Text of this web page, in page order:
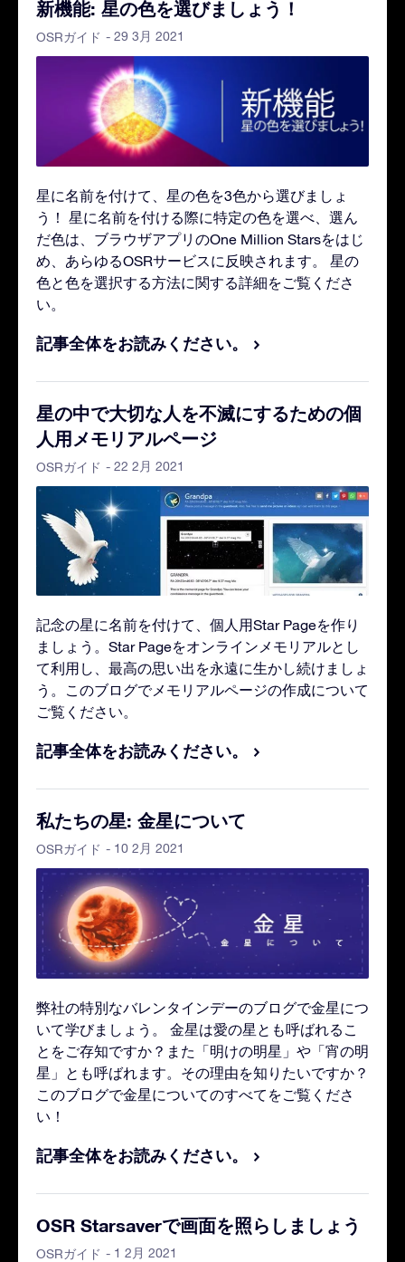
新機能: 星の色を選びましょう！
OSRガイド - 29 3月 2021
星に名前を付けて、星の色を3色から選びましょ
う！ 星に名前を付ける際に特定の色を選べ、選ん
だ色は、ブラウザアプリのOne Million Starsをはじ
め、あらゆるOSRサービスに反映されます。 星の
色と色を選択する方法に関する詳細をご覧くださ
い。
記事全体をお読みください。
星の中で大切な人を不滅にするための個
人用メモリアルページ
OSRガイド - 22 2月 2021
記念の星に名前を付けて、個人用Star Pageを作り
ましょう。Star Pageをオンラインメモリアルとし
て利用し、最高の思い出を永遠に生かし続けましょ
う。このブログでメモリアルページの作成について
ご覧ください。
記事全体をお読みください。
私たちの星: 金星について
OSRガイド - 10 2月 2021
弊社の特別なバレンタインデーのブログで金星につ
いて学びましょう。 金星は愛の星とも呼ばれるこ
とをご存知ですか？また「明けの明星」や「宵の明
星」とも呼ばれます。その理由を知りたいですか？
このブログで金星についてのすべてをご覧くださ
い！
記事全体をお読みください。
OSR Starsaverで画面を照らしましょう
OSRガイド - 1 2月 2021